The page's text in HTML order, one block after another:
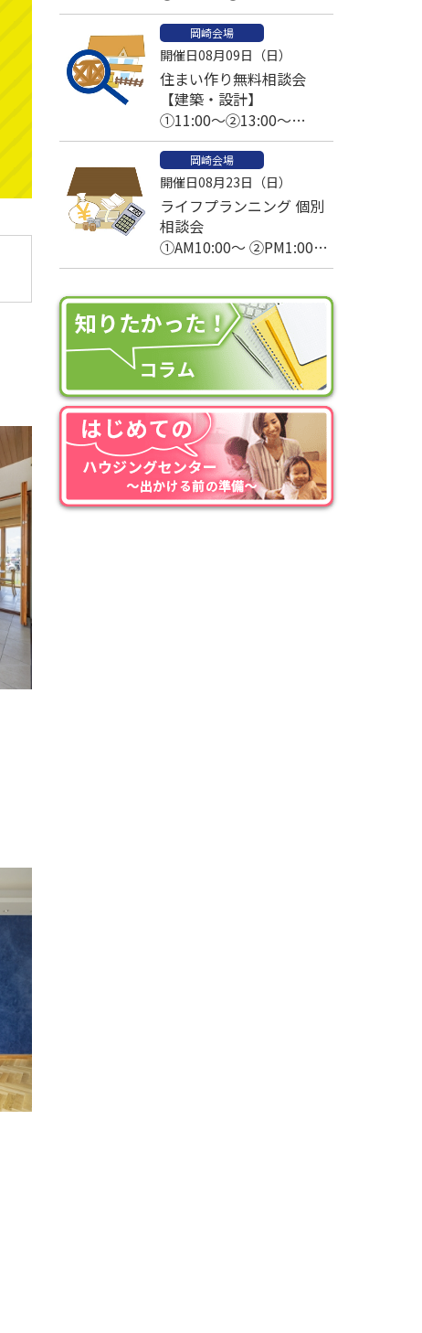
③14:00～④15:00～
岡崎会場
開催日08月09日（日）
住まい作り無料相談会
【建築・設計】
①11:00～②13:00～
③14:00～④15:00～
岡崎会場
開催日08月23日（日）
ライフプランニング 個別
相談会
①AM10:00～ ②PM1:00～
③PM2:30～